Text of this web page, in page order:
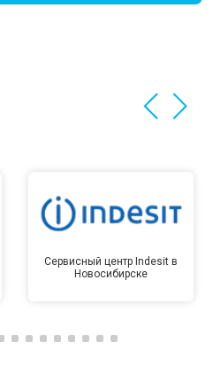
Сервисный центр Indesit в
Новосибирске